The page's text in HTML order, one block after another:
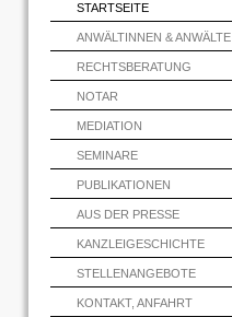
STARTSEITE
ANWÄLTINNEN & ANWÄLTE
RECHTSBERATUNG
NOTAR
MEDIATION
SEMINARE
PUBLIKATIONEN
AUS DER PRESSE
KANZLEIGESCHICHTE
STELLENANGEBOTE
KONTAKT, ANFAHRT